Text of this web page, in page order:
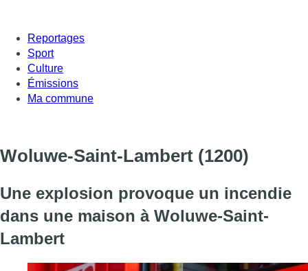
Reportages
Sport
Culture
Émissions
Ma commune
Woluwe-Saint-Lambert (1200)
Une explosion provoque un incendie
dans une maison à Woluwe-Saint-
Lambert